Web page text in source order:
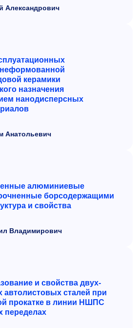
Александрович
неформованной
керамики
назначения
нанодисперсных
Анатольевич
алюминиевые
борсодержащими
и свойства
Владимирович
и свойства двух-
сталей при
прокатке в линии НШПС
переделах